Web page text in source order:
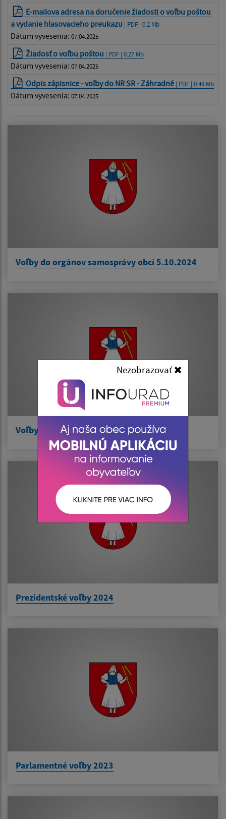
Nezobrazovať
E-mailova adresa na doručenie žiadosti o voľbu poštou
a vydanie hlasovacieho preukazu | PDF | 0.2 Mb
Dátum vyvesenia: 07.04.2025
Žiadosť o voľbu poštou | PDF | 0.27 Mb
Dátum vyvesenia: 07.04.2025
Odpis zápisnice - voľby do NR SR - Záhradné | PDF | 0.49 Mb
Dátum vyvesenia: 07.04.2025
Voľby do orgánov samosprávy obcí 5.10.2024
Voľby do Európskeho parlamentu 2024
Prezidentské voľby 2024
Parlamentné voľby 2023